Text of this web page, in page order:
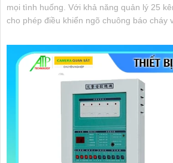
mọi tình huống. Với khả năng quản lý 25 kênh báo cháy, thiết bị
cho phép điều khiển ngõ chuông báo cháy